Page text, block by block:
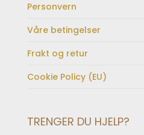
Personvern
Våre betingelser
Frakt og retur
Cookie Policy (EU)
TRENGER DU HJELP?